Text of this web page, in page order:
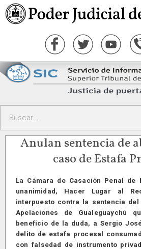
Anulan sentencia de
caso de Estafa
La Cámara de Casación Penal de
unanimidad, Hacer Lugar al
interpuesto contra la sentencia
Apelaciones de Gualeguaychú
beneficio de la duda, a Sergio
delito de estafa procesal
con falsedad de instrumento